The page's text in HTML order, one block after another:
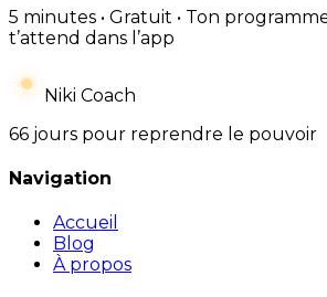
5 minutes • Gratuit • Ton
t’attend dans l’app
Niki Coach
66 jours pour reprendre le pouvoir
Navigation
Accueil
Blog
À propos